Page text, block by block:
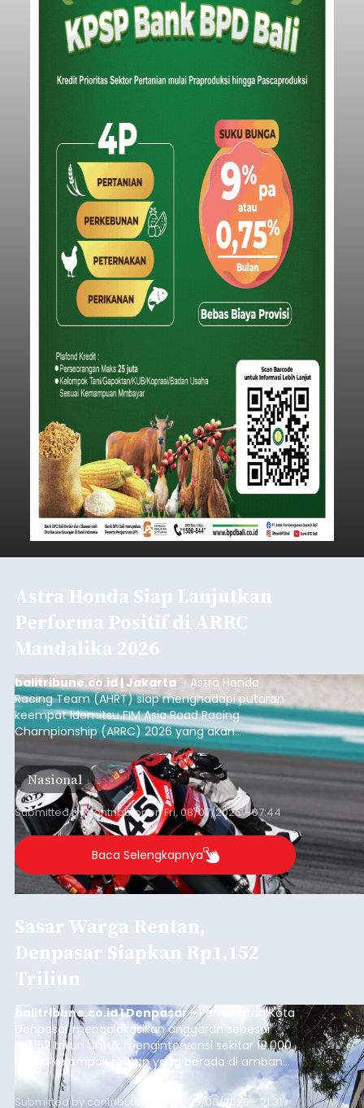
Astra Honda Siap Lanjutkan
Performa Positif di ARRC
Mandalika 2026
balitribune.co.id | Jakarta – Astra Honda
Racing Team (AHRT) siap menghadapi putaran
keempat Idemitsu FIM Asia Road Racing
Championship (ARRC) 2026 yang akan
berlangsung di Pertamina Mandalika
International Circuit, Lombok, Nusa Tenggara
Barat, pada 7–9 Agustus 2026.
Nasional
Submitted bycontributoronFri, 08/07/2026 - 07:44
Baca Selengkapnya
Sasar Warga Rentan,
Denpasar Siapkan Rp1,152
Triliun
balitribune.co.id I Denpasar - Pemerintah Kota
Denpasar mengalokasikan anggaran sebesar
Rp1,152 triliun untuk mengintervensi sekitar 18.000
warga kelompok rentan yang berada di ambang
garis kemiskinan. Langkah strategis ini diambil
guna menjaga masyarakat yang berada pada
Submitted by contributor Thu, 08/06/2026 - 21:31